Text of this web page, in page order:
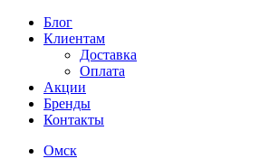
Блог
Клиентам
Доставка
Оплата
Акции
Бренды
Контакты
Омск